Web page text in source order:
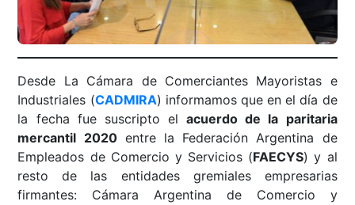
Desde La Cámara de Comerciantes Mayoristas e
Industriales (CADMIRA) informamos que en el día de
la fecha fue suscripto elacuerdo de la paritaria
mercantil 2020entre la Federación Argentina de
Empleados de Comercio y Servicios (FAECYS) y al
resto de las entidades gremiales empresarias
firmantes: Cámara Argentina de Comercio y